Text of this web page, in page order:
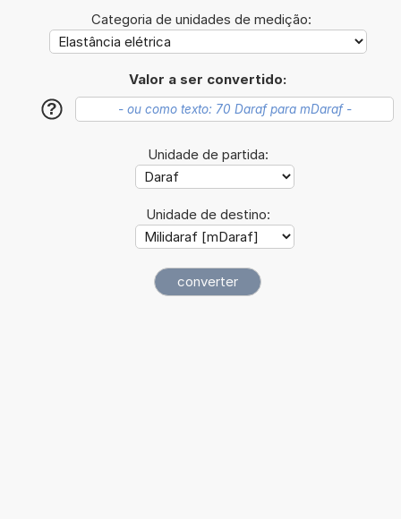
Categoria de unidades de medição:
Valor a ser convertido:
?
Unidade de partida:
Unidade de destino: